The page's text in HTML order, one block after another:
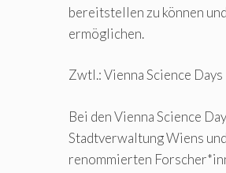
bereitstellen zu können
ermöglichen.
Zwtl.: Vienna Science Days
Bei den Vienna Science
Stadtverwaltung Wiens
renommierten